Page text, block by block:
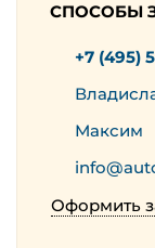
СПОСОБЫ
+7 (495)
Максим
Оформить